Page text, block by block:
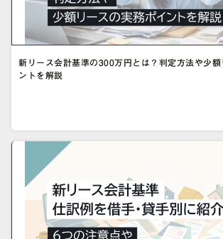
新リース会計基準の300万円とは？判定方法や少額
ントを解説